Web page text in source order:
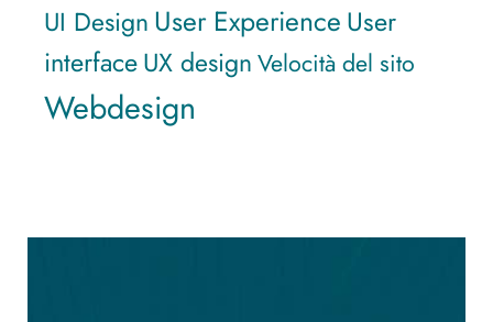
UI Design User Experience User
interfaceUX designVelocità del sito
Webdesign